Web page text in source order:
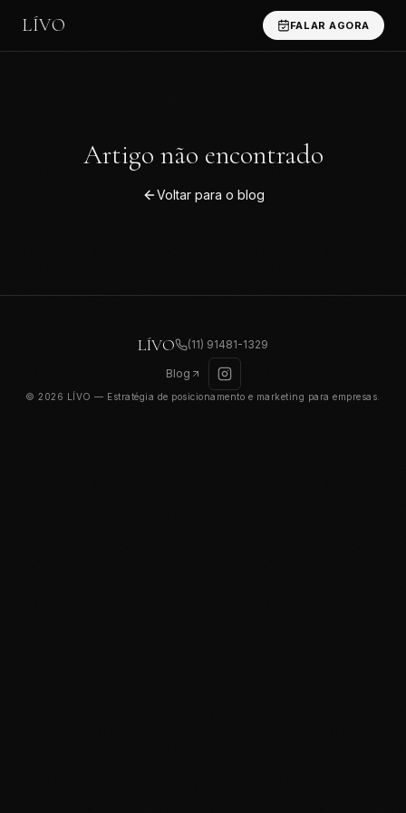
LÍVO FALAR AGORA
Artigo não encontrado
Voltar para o blog
LÍVO (11) 91481-1329
Blog
© 2026 LÍVO — Estratégia de posicionamento e marketing para empresas.